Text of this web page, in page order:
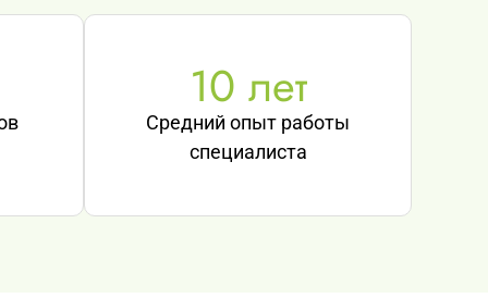
Средний опыт работы
специалиста
10 лет